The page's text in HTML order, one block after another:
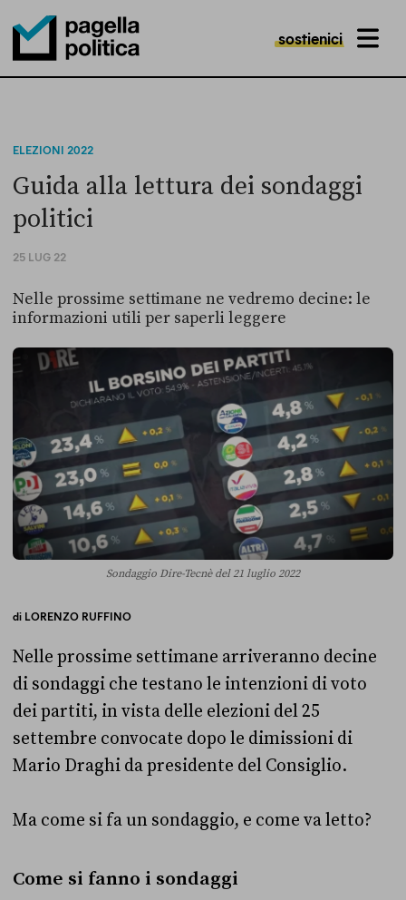
Pagella Politica Logo
sostienici MENU
ELEZIONI 2022
Guida alla lettura dei sondaggi
politici
25 LUG 22
Nelle prossime settimane ne vedremo decine: le
informazioni utili per saperli leggere
Sondaggio Dire-Tecnè del 21 luglio 2022
di LORENZO RUFFINO
Nelle prossime settimane arriveranno decine
di sondaggi che testano le intenzioni di voto
dei partiti, in vista delle elezioni del 25
settembre convocate dopo le dimissioni di
Mario Draghi da presidente del Consiglio.
Ma come si fa un sondaggio, e come va letto?
Come si fanno i sondaggi